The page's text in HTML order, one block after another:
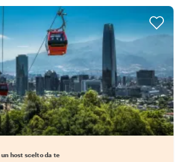
il tuo local preferito
host scelto da te